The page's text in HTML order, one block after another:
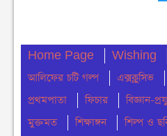
নোয়াখালীতে ডাকাতির ঘটনায়
বুধবার ● ৫ আগস্ট ২০২৬
সংবিধান থেকে বাতিল হতে
‘জাতির পিতা’ স্বীকৃতি
মঙ্গলবার ● ৪ আগস্ট ২০২৬
Home Page Wishing
আলিফের চটি গল্প
এক্সক্লুসিভ
প্রথমপাতা
ফিচার বিজ্ঞান-
মুক্তমত
শিক্ষাঙ্গন শিল্প ও